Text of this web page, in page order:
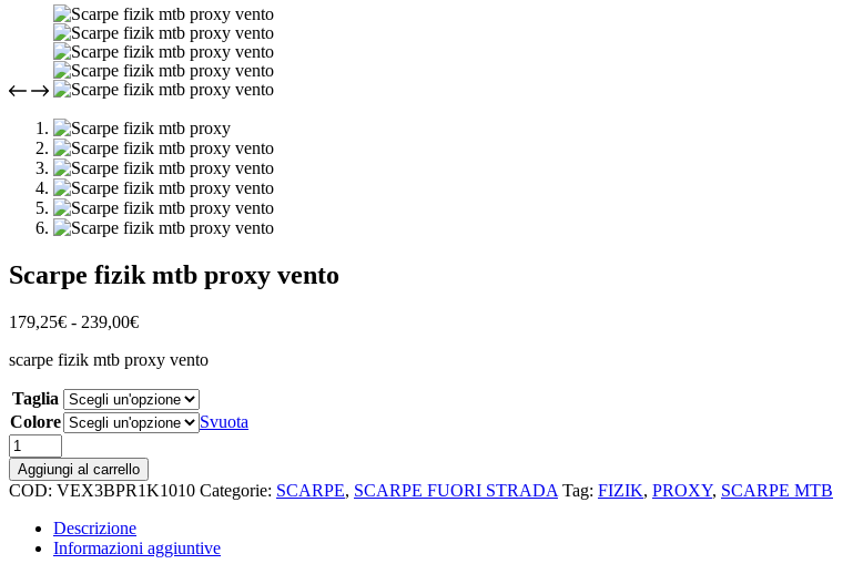
Scarpe fizik mtb proxy vento
179,25€ - 239,00€Fascia
prezzo:
179,25€
a
scarpe fizik mtb proxy vento
Taglia
Colore
Svuota
Scarpe
fizik
mtb
proxy
vento
quantità
Aggiungi al carrello
COD: VEX3BPR1K1010 Categorie: SCARPE, SCARPE FUORI STRADA Tag: FIZIK, PROXY, SCARPE MTB
Descrizione
Informazioni aggiuntive